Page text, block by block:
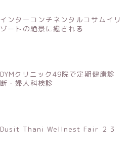
インターコンチネンタルコサムイリ
ゾートの絶景に癒される
DYMクリニック49院で定期健康診
断・婦人科検診
Dusit Thani Wellnest Fair ２３